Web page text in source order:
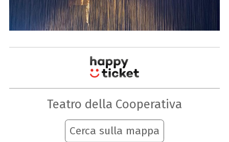
Teatro della Cooperativa
Cerca sulla mappa